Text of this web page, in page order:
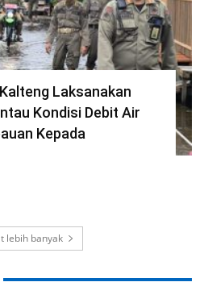
Laksanakan
Kondisi Debit Air
Kepada
lebih banyak